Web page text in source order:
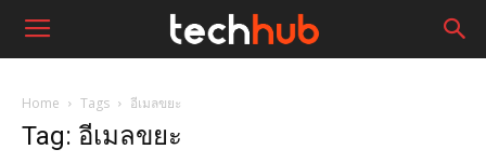
Home Tags อีเมลขยะ
Tag: อีเมลขยะ